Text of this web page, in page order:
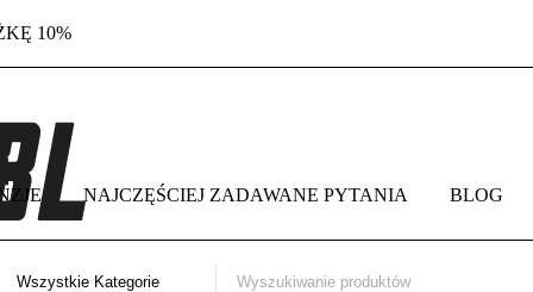
10%
NAJCZĘŚCIEJ ZADAWANE PYTANIA BLOG